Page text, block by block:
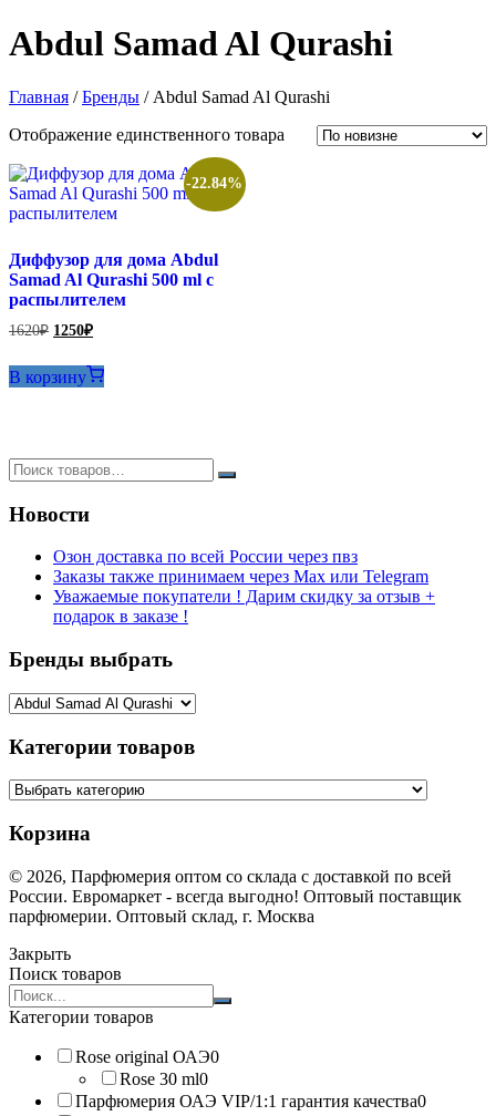
Abdul Samad Al Qurashi
Главная /Бренды / Abdul Samad Al Qurashi
Отображение единственного товара
-22.84%
Диффузор для дома Abdul
Samad Al Qurashi 500 ml с
распылителем
1620₽ Первоначальная
составляла
1620₽.
1250₽Текущая
1250₽.
В корзину
Новости
Озон доставка по всей России через пвз
Заказы также принимаем через Max или Telegram
Уважаемые покупатели ! Дарим скидку за отзыв +
подарок в заказе !
Бренды выбрать
Категории товаров
Корзина
© 2026, Парфюмерия оптом со склада с доставкой по всей
России. Евромаркет - всегда выгодно! Оптовый поставщик
парфюмерии. Оптовый склад, г. Москва
Закрыть
Поиск товаров
Search
products:
Категории товаров
Rose original ОАЭ0
Rose 30 ml0
Парфюмерия ОАЭ VIP/1:1 гарантия качества0